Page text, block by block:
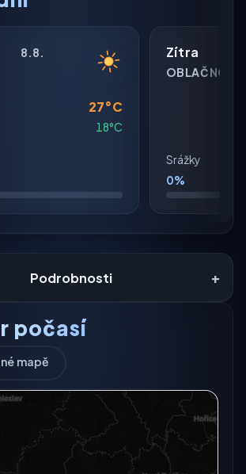
8.8.
27°C
18°C
Zítra
OBLAČNO
Srážky
0%
Podrobnosti +
počasí
mapě
momentálně není dostupný.